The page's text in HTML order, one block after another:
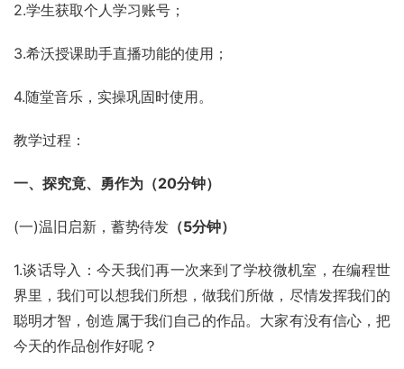
2.学生获取个人学习账号；
3.希沃授课助手直播功能的使用；
4.随堂音乐，实操巩固时使用。
教学过程：
一、探究竟、勇作为（20分钟）
(一)温旧启新，蓄势待发 （5分钟）
1.谈话导入：今天我们再一次来到了学校微机室，在编程世
界里，我们可以想我们所想，做我们所做，尽情发挥我们的
聪明才智，创造属于我们自己的作品。大家有没有信心，把
今天的作品创作好呢？